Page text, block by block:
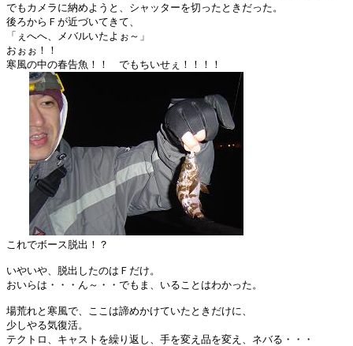
でもカメラに納めようと、シャッターを切ったときだった。
後ろからＦが近づいてきて、
「ぇへへ、メバルいたよぉ～」
おぉぉ！！
寒風の中の春告魚！！　でもちいせぇ！！！！
これでボース脱出！？
いやいや、脱出したのはＦだけ。
おいらは・・・ん～・・でもま、いることはわかった。
場荒れと寒風で、ここは諦めかけていたときだけに、
少しやる気復活。
テクトロ、キャストを繰り返し、手を変え品を変え、ネバる・・・